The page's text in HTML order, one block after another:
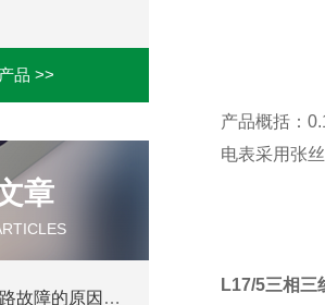
品 >>
章
护套式电加热器短路故障的原因及解决方法
产品概括：
电表采用张
L17/5三相三